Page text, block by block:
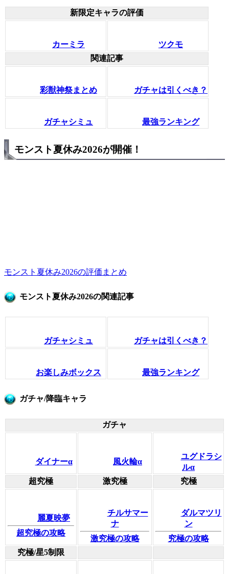
新限定キャラの評価
カーミラ
ツクモ
関連記事
彩獣神祭まとめ ガチャは引くべき？
ガチャシミュ 最強ランキング
モンスト夏休み2026が開催！
モンスト夏休み2026の評価まとめ
モンスト夏休み2026の関連記事
ガチャシミュ ガチャは引くべき？
お楽しみボックス 最強ランキング
ガチャ/降臨キャラ
ガチャ
ダイナーα 風火輪α
ユグドラシ
ルα
超究極
激究極 究極
麗夏映夢
超究極の攻略
チルサマー
ナ
激究極の攻略
ダルマツリ
ン
究極の攻略
究極/星5制限